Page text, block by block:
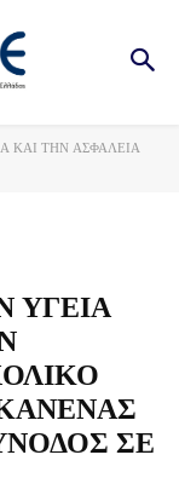
ΚΑΙ ΤΗΝ ΑΣΦΑΛΕΙΑ
ΥΓΕΙΑ
ΣΕ